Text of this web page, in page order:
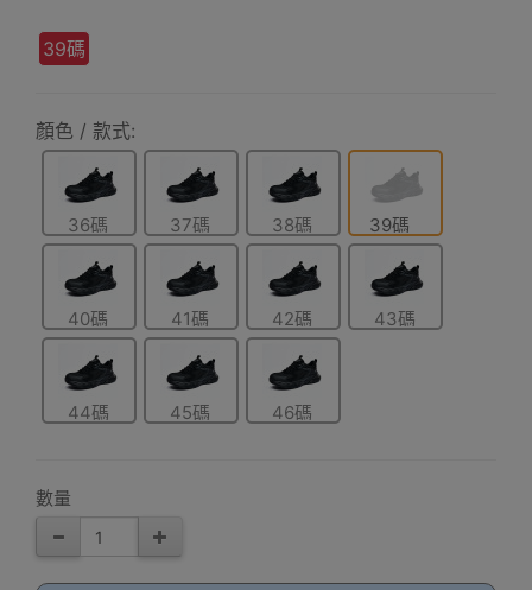
39碼
顏色 / 款式:
36碼 37碼 38碼 39碼
40碼 41碼 42碼 43碼
44碼 45碼 46碼
數量